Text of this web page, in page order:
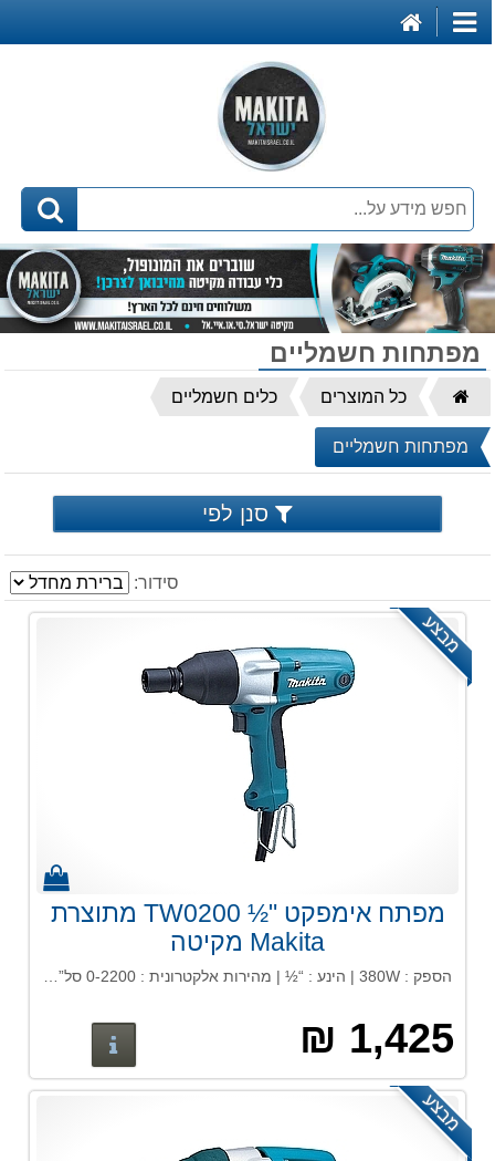
קטגוריות
מפתחות חשמליים
דף
הבית
כל המוצרים כלים חשמליים
מפתחות חשמליים
סנן לפי
סידור:
מבצע
מפתח אימפקט "½ TW0200 מתוצרת
Makita מקיטה
הספק : 380W | הינע : “½ | מהירות אלקטרונית : 0-2200 סל”ד | מס’ רטיטות לדקה : 0-2200 | מומנט פיתול : 200 ניוטון / מטר
1,425 ₪
מבצע